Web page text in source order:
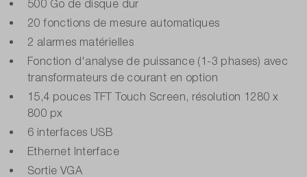
500 Go de disque dur
20 fonctions de mesure automatiques
2 alarmes matérielles
Fonction d'analyse de puissance (1-3 phases) avec
transformateurs de courant en option
15,4 pouces TFT Touch Screen, résolution 1280 x
800 px
6 interfaces USB
Ethernet Interface
Sortie VGA